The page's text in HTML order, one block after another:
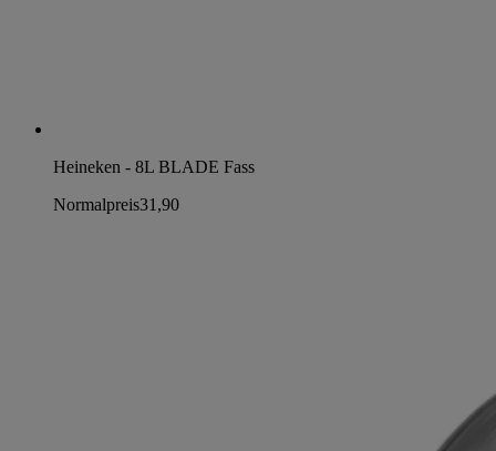
Heineken - 8L BLADE Fass
Normalpreis31,90